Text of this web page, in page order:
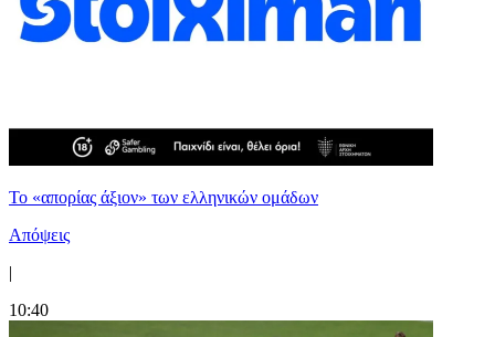
Το «απορίας άξιον» των ελληνικών ομάδων
Απόψεις
|
10:40